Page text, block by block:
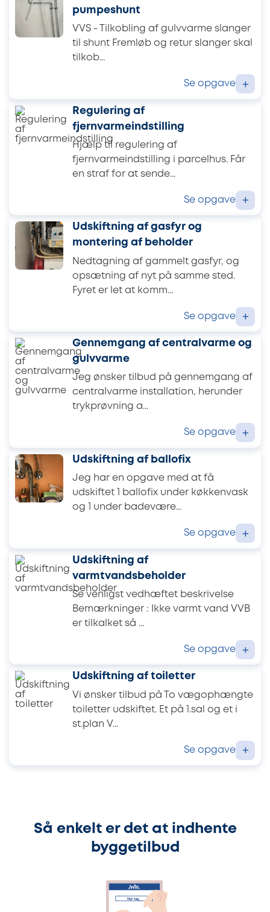
pumpeshunt
VVS - Tilkobling af gulvvarme slanger
til shunt Fremløb og retur slanger skal
tilkob...
Se opgave +
Regulering af
fjernvarmeindstilling
Hjælp til regulering af
fjernvarmeindstilling i parcelhus. Får
en straf for at sende...
Se opgave +
Udskiftning af gasfyr og
montering af beholder
Nedtagning af gammelt gasfyr, og
opsætning af nyt på samme sted.
Fyret er let at komm...
Se opgave +
Gennemgang af centralvarme og
gulvvarme
Jeg ønsker tilbud på gennemgang af
centralvarme installation, herunder
trykprøvning a...
Se opgave +
Udskiftning af ballofix
Jeg har en opgave med at få
udskiftet 1 ballofix under køkkenvask
og 1 under badevære...
Se opgave +
Udskiftning af
varmtvandsbeholder
Se venligst vedhæftet beskrivelse
Bemærkninger : Ikke varmt vand VVB
er tilkalket så ...
Se opgave +
Udskiftning af toiletter
Vi ønsker tilbud på To vægophængte
toiletter udskiftet. Et på 1.sal og et i
st.plan V...
Se opgave +
Så enkelt er det at indhente
byggetilbud